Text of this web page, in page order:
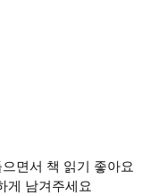
면서 책 읽기 좋아요
게 남겨주세요